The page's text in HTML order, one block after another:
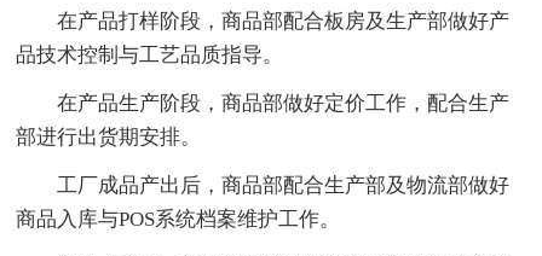
在产品打样阶段，商品部配合板房及生产部做好产
品技术控制与工艺品质指导。
在产品生产阶段，商品部做好定价工作，配合生产
部进行出货期安排。
工厂成品产出后，商品部配合生产部及物流部做好
商品入库与POS系统档案维护工作。